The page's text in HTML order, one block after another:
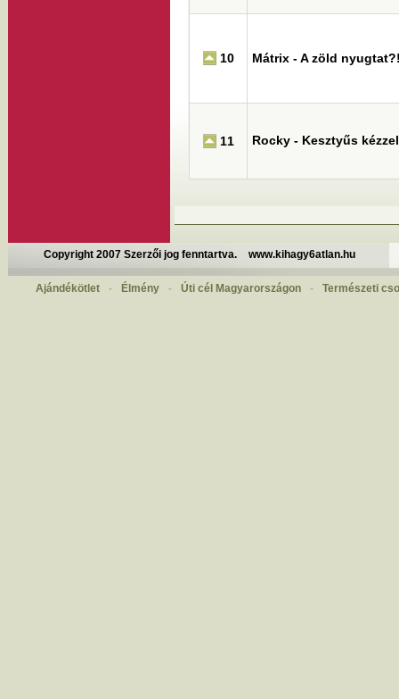
10 Mátrix - A zöld
11 Rocky - Kesztyűs kézzel
Copyright 2007 Szerzői jog fenntartva. www.kihagy6atlan.hu
Ajándékötlet - Élmény - Úti cél Magyarországon - Természeti